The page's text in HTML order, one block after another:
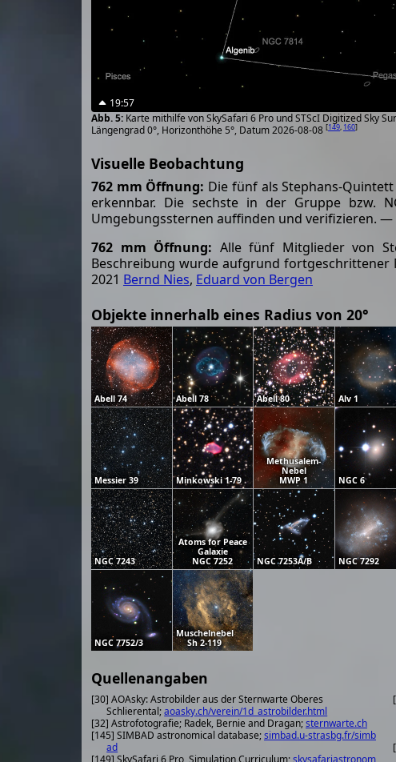
19:57
Karte mithilfe von SkySafari 6 Pro und STScI Digitized Sky
Längengrad 0°, Horizonthöhe 5°, Datum 2026-08-08 [149, 160]
Visuelle Beobachtung
762 mm Öffnung: Die fünf als Stephans-Quintett
erkennbar. Die sechste in der Gruppe bzw.
Umgebungssternen auffinden und verifizieren. —
762 mm Öffnung: Alle fünf Mitglieder von
Beschreibung wurde aufgrund
2021 Bernd Nies, Eduard von Bergen
Objekte innerhalb eines Radius von 20°
Abell 74 Abell 78 Abell 80 Alv 1
Messier 39 Minkowski 1-79
Methusalem-
Nebel
MWP 1
NGC 6
NGC 7243
Atoms for Peace
Galaxie
NGC 7252
NGC 7253A/B NGC 7292
NGC 7752/3
Muschelnebel
Sh 2-119
Quellenangaben
[30] AOAsky: Astrobilder aus der Sternwarte Oberes
Schlierental;aoasky.ch/verein/1d_astrobilder.html
[32] Astrofotografie; Radek, Bernie and Dragan;sternwarte.ch
[145] SIMBAD astronomical database;simbad.u-strasbg.fr/simb
ad
[149] SkySafari 6 Pro, Simulation Curriculum;skysafariastronom